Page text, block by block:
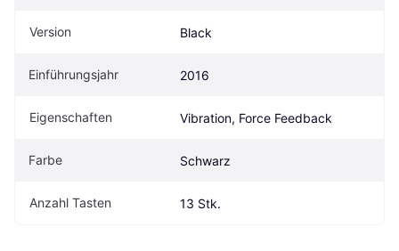
Version Black
Einführungsjahr 2016
Eigen­schaften Vibration, Force Feedback
Farbe Schwarz
Anzahl Tasten 13 Stk.